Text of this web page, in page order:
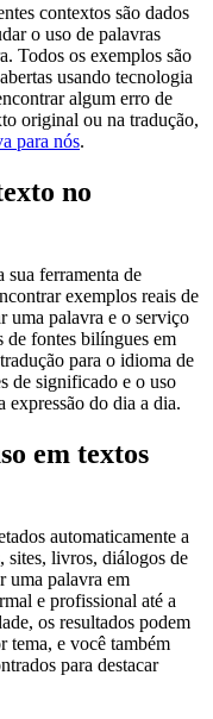
contextos são dados
o uso de palavras
Todos os exemplos são
usando tecnologia
algum erro de
original ou na tradução,
para nós.
no
ferramenta de
exemplos reais de
uma palavra e o serviço
fontes bilíngues em
para o idioma de
de significado e o uso
expressão do dia a dia.
em textos
automaticamente a
sites, livros, diálogos de
uma palavra em
e profissional até a
os resultados podem
tema, e você também
para destacar